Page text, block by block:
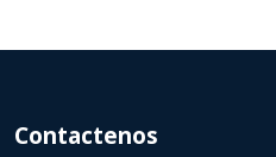
Contactenos